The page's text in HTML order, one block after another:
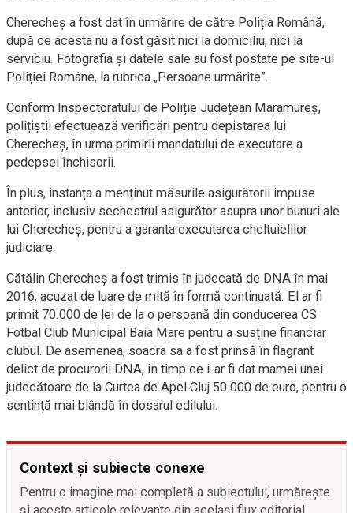
Cherecheş a fost dat în urmărire de către Poliția Română,
după ce acesta nu a fost găsit nici la domiciliu, nici la
serviciu. Fotografia și datele sale au fost postate pe site-ul
Poliției Române, la rubrica „Persoane urmărite”.
Conform Inspectoratului de Poliție Județean Maramureș,
polițiștii efectuează verificări pentru depistarea lui
Cherecheş, în urma primirii mandatului de executare a
pedepsei închisorii.
În plus, instanța a menținut măsurile asigurătorii impuse
anterior, inclusiv sechestrul asigurător asupra unor bunuri ale
lui Cherecheş, pentru a garanta executarea cheltuielilor
judiciare.
Cătălin Cherecheş a fost trimis în judecată de DNA în mai
2016, acuzat de luare de mită în formă continuată. El ar fi
primit 70.000 de lei de la o persoană din conducerea CS
Fotbal Club Municipal Baia Mare pentru a susține financiar
clubul. De asemenea, soacra sa a fost prinsă în flagrant
delict de procurorii DNA, în timp ce i-ar fi dat mamei unei
judecătoare de la Curtea de Apel Cluj 50.000 de euro, pentru o
sentință mai blândă în dosarul edilului.
Context și subiecte conexe
Pentru o imagine mai completă a subiectului, urmărește